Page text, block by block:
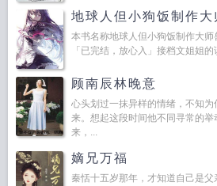
地球人但小狗饭制作
本书名称地球人但小狗饭制作大
「已完结，放心入」接档文姐姐
顾南辰林晚意
心头划过一抹异样的情绪，不知
来。想起这段时间他不同寻常的
来，...
嫡兄万福
秦恬十五岁那年，才知道自己是